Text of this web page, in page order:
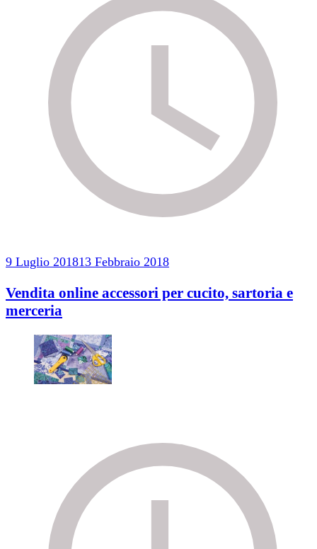
9 Luglio 201813 Febbraio 2018
Vendita online accessori per cucito, sartoria e
merceria